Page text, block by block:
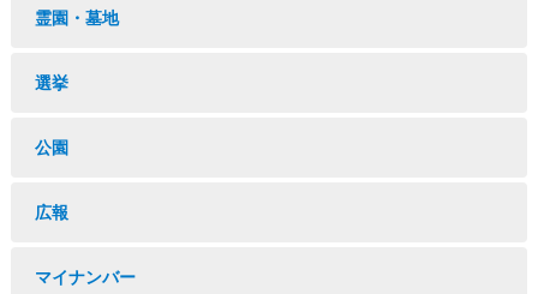
霊園・墓地
選挙
公園
広報
マイナンバー